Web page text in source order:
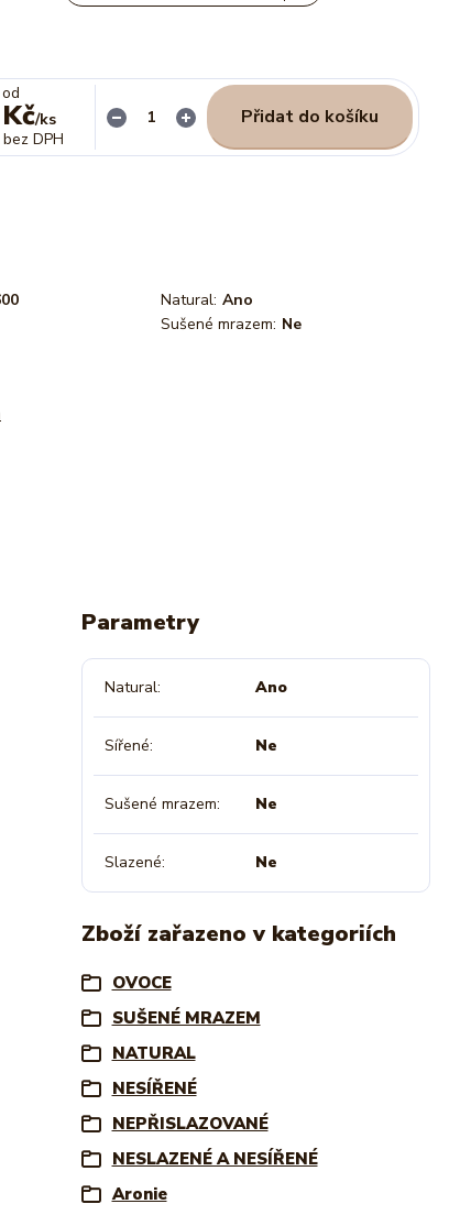
/ks
bez DPH
Přidat do košíku
Natural: Ano
Sušené mrazem: Ne
Parametry
Natural Ano
Sířené Ne
Sušené mrazem Ne
Slazené Ne
Zboží zařazeno v kategoriích
OVOCE
SUŠENÉ MRAZEM
NATURAL
NESÍŘENÉ
NEPŘISLAZOVANÉ
NESLAZENÉ A NESÍŘENÉ
Aronie